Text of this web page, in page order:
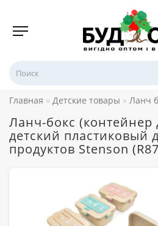
Главная Детские товары Ланч
Ланч-бокс (контейнер
детский пластиковый
продуктов Stenson